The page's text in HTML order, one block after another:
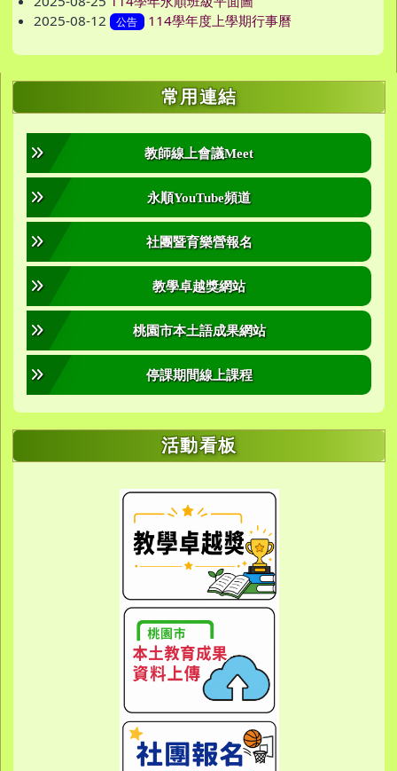
2025-08-12
公告 114學年度上學期行事曆
右邊區域內容 常用連結
教師線上會議Meet
永順YouTube頻道
社團暨育樂營報名
教學卓越獎網站
桃園市本土語成果網站
停課期間線上課程
活動看板
link to https://
link to https://
link to https://
link to https://sites.google.com/
link to https://sites.google.com/
link to https://
link to https://
link to https://
link to https://
link to https://
link to https://10000.gov.tw/
link to https://